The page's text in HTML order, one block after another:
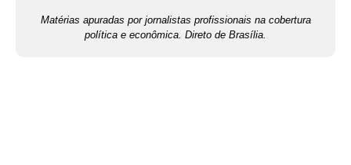
Matérias apuradas por jornalistas profissionais na cobertura
política e econômica. Direto de Brasília.